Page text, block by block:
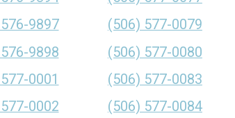
9897
9898
0001
0002
(506) 577-0079
(506) 577-0080
(506) 577-0083
(506) 577-0084